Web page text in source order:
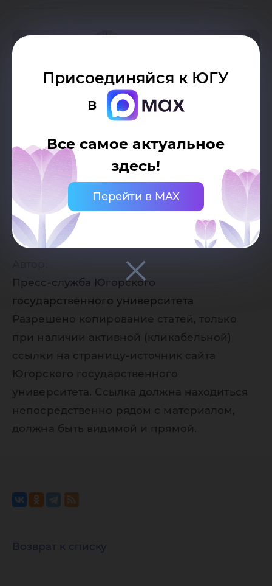
Присоединяйся к ЮГУ
в
Все самое актуальное
здесь!
Перейти в MAX
Дата публикации:
Пресс-служба Югорского
государственного университета
Разрешено копирование статей, только
при наличии активной (кликабельной)
ссылки на страницу-источник сайта
Югорского государственного
университета. Ссылка должна находиться
непосредственно рядом с материалом,
должна быть видимой и прямой.
Возврат к списку